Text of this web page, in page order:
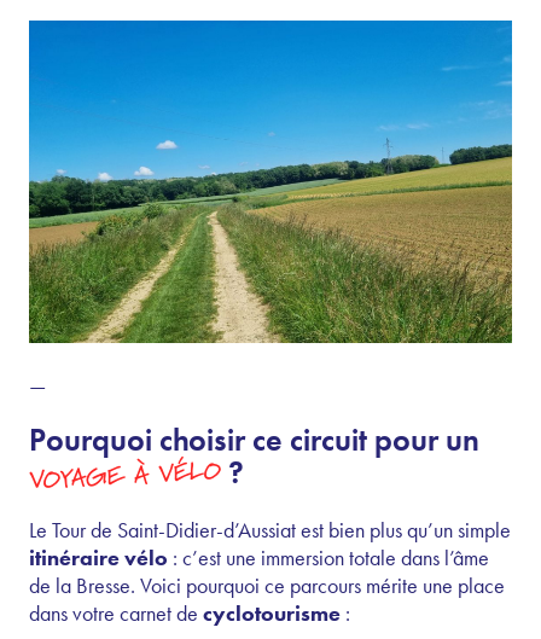
—
Pourquoi choisir ce circuit pour un
VOYAGE À VÉLO ?
Le Tour de Saint-Didier-d’Aussiat est bien plus qu’un simple
itinéraire vélo : c’est une immersion totale dans l’âme
de la Bresse. Voici pourquoi ce parcours mérite une place
dans votre carnet de cyclotourisme :